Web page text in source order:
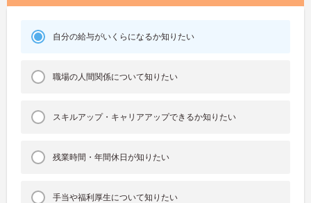
自分の給与がいくらになるか知りたい
職場の人間関係について知りたい
スキルアップ・キャリアアップできるか知りたい
残業時間・年間休日が知りたい
手当や福利厚生について知りたい